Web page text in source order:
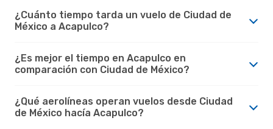
¿Cuánto tiempo tarda un vuelo de Ciudad de
México a Acapulco?
¿Es mejor el tiempo en Acapulco en
comparación con Ciudad de México?
¿Qué aerolíneas operan vuelos desde Ciudad
de México hacía Acapulco?